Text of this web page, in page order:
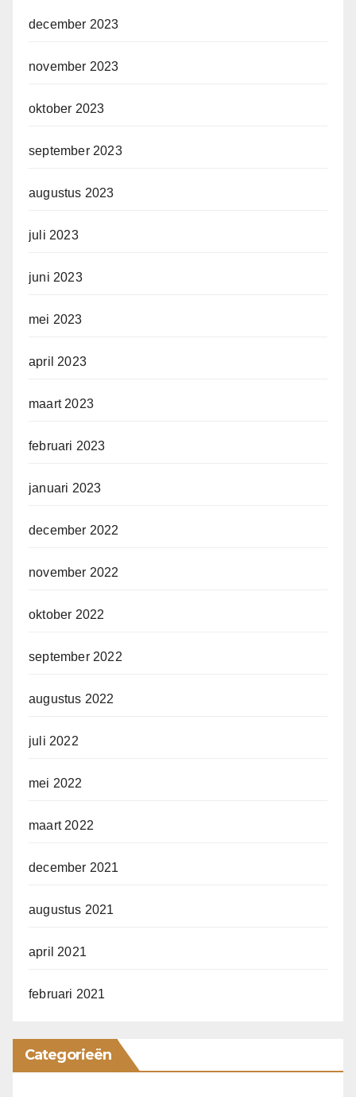
december 2023
november 2023
oktober 2023
september 2023
augustus 2023
juli 2023
juni 2023
mei 2023
april 2023
maart 2023
februari 2023
januari 2023
december 2022
november 2022
oktober 2022
september 2022
augustus 2022
juli 2022
mei 2022
maart 2022
december 2021
augustus 2021
april 2021
februari 2021
Categorieën